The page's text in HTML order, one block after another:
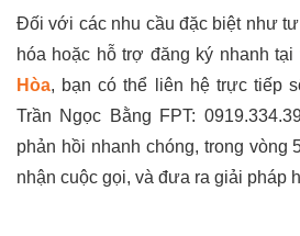
Đối với các nhu cầu đặc biệt như
hóa hoặc hỗ trợ đăng ký nhanh tại
Hòa, bạn có thể liên hệ trực tiếp
Trần Ngọc Bằng FPT:
phản hồi nhanh chóng, trong vòng
nhận cuộc gọi, và đưa ra giải pháp